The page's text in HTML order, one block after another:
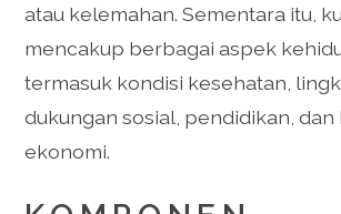
atau kelemahan. Sementara itu,
mencakup berbagai aspek
termasuk kondisi kesehatan,
dukungan sosial, pendidikan,
ekonomi.